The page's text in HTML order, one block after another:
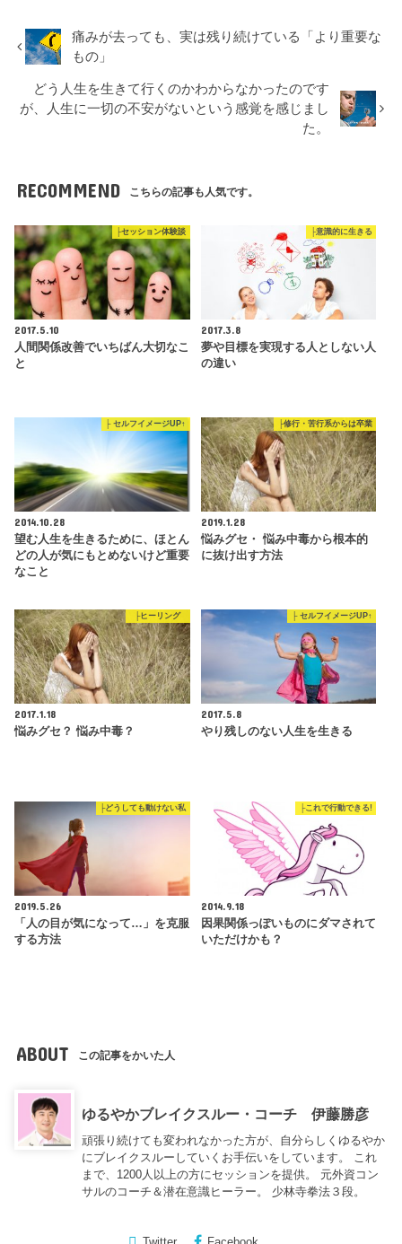
痛みが去っても、実は残り続けている「より重要な
もの」
どう人生を生きて行くのかわからなかったのです
が、人生に一切の不安がないという感覚を感じまし
た。
RECOMMEND こちらの記事も人気です。
├セッション体験談
2017.5.10
人間関係改善でいちばん大切なこ
と
├意識的に生きる
2017.3.8
夢や目標を実現する人としない人
の違い
├ セルフイメージUP↑
2014.10.28
望む人生を生きるために、ほとん
どの人が気にもとめないけど重要
なこと
├修行・苦行系からは卒業
2019.1.28
悩みグセ・ 悩み中毒から根本的
に抜け出す方法
├ヒーリング
2017.1.18
悩みグセ？ 悩み中毒？
├ セルフイメージUP↑
2017.5.8
やり残しのない人生を生きる
├どうしても動けない私
2019.5.26
「人の目が気になって…」を克服
する方法
├これで行動できる!
2014.9.18
因果関係っぽいものにダマされて
いただけかも？
ABOUT この記事をかいた人
ゆるやかブレイクスルー・コーチ 伊藤勝彦
頑張り続けても変われなかった方が、自分らしくゆるやか
にブレイクスルーしていくお手伝いをしています。 これ
まで、1200人以上の方にセッションを提供。 元外資コン
サルのコーチ＆潜在意識ヒーラー。 少林寺拳法３段。